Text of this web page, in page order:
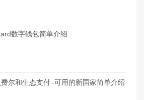
数字钱包简单介绍
费尔和生态支付–可用的新国家简单介绍